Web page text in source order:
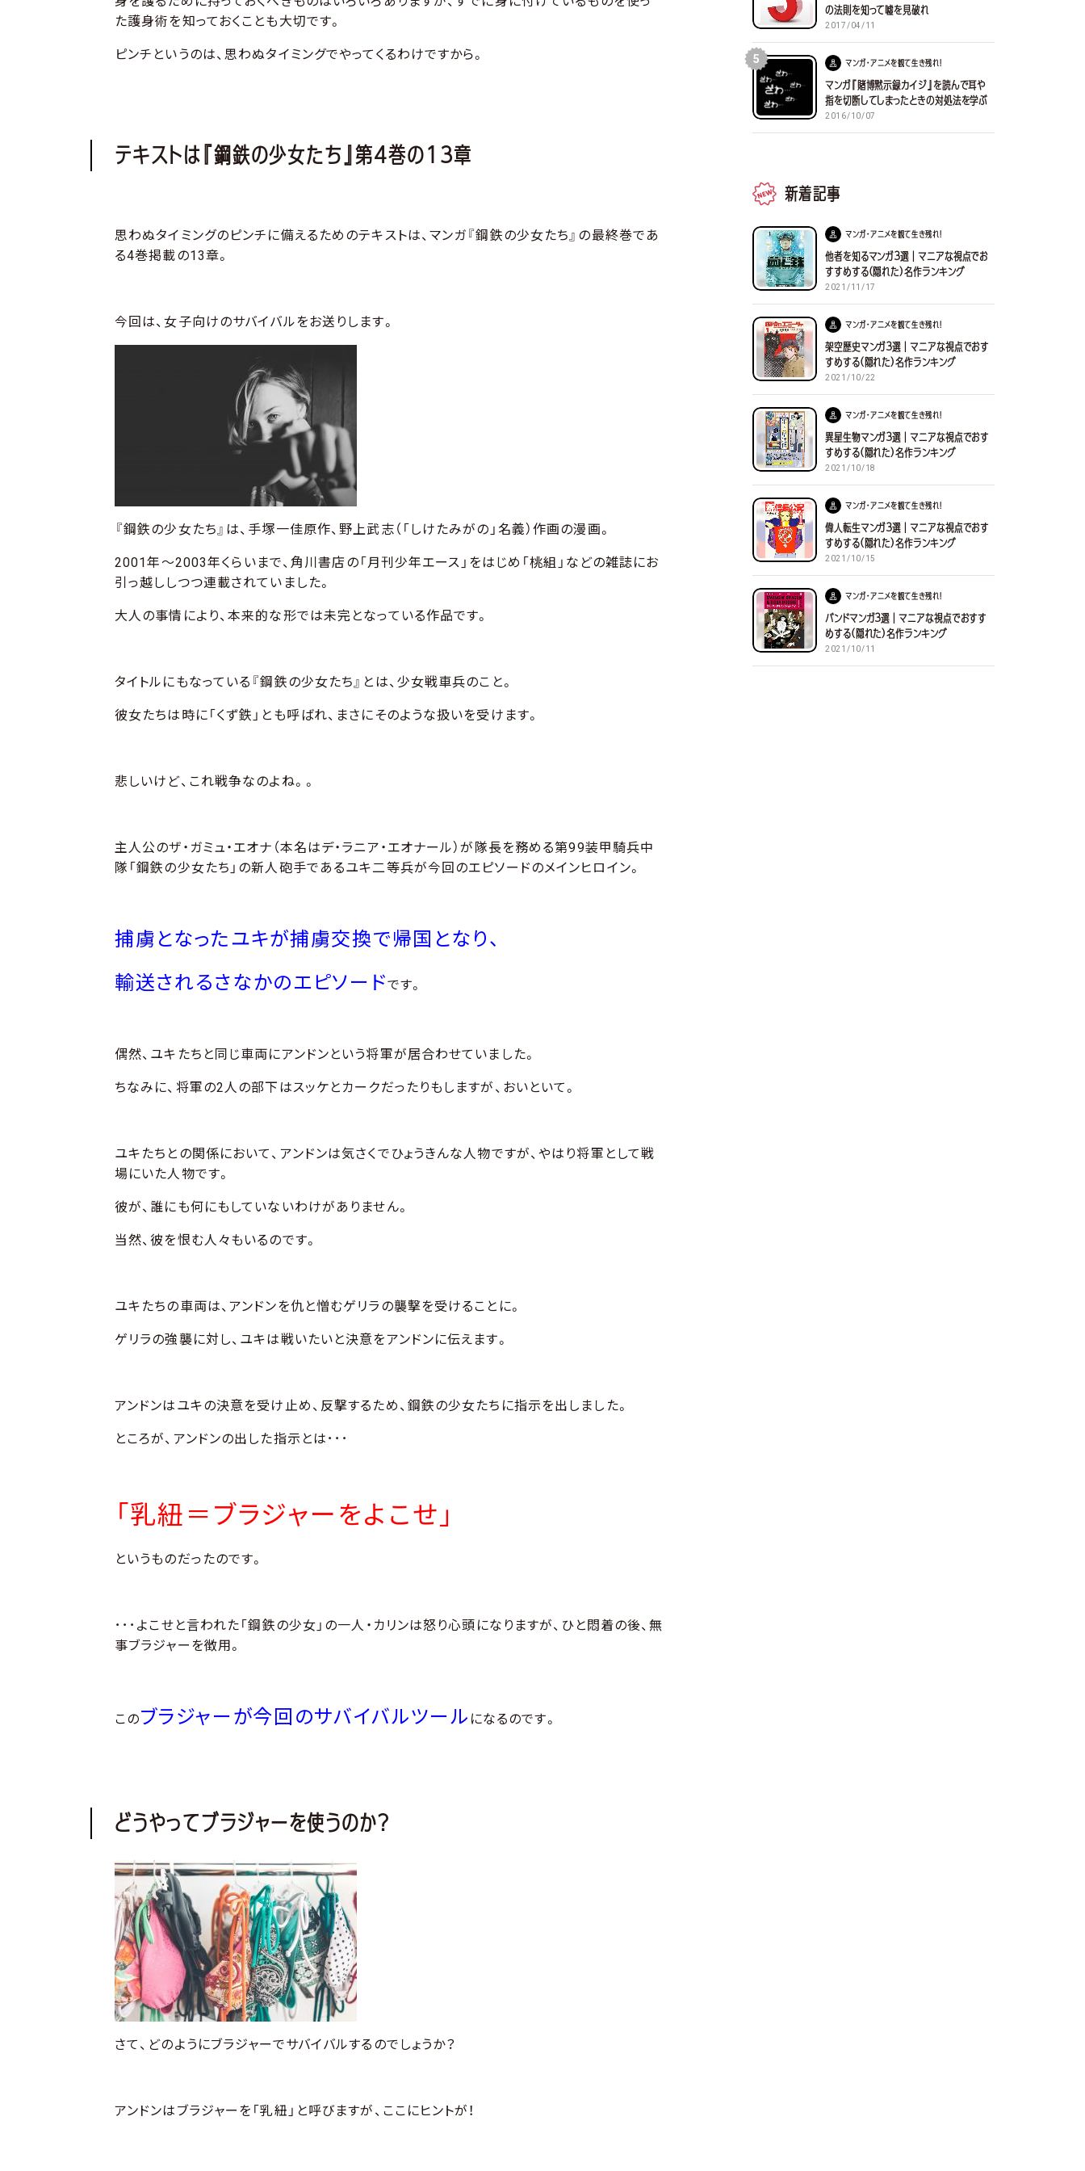
た護身術を知っておくことも大切です。
ピンチというのは、思わぬタイミングでやってくるわけですから。
テキストは『鋼鉄の少女たち』第4巻の13章
思わぬタイミングのピンチに備えるためのテキストは、マンガ『鋼鉄の少女たち』の最終巻であ
る4巻掲載の13章。
今回は、女子向けのサバイバルをお送りします。
『鋼鉄の少女たち』は、手塚一佳原作、野上武志（「しけたみがの」名義）作画の漫画。
2001年～2003年くらいまで、角川書店の「月刊少年エース」をはじめ「桃組」などの雑誌にお
引っ越ししつつ連載されていました。
大人の事情により、本来的な形では未完となっている作品です。
タイトルにもなっている『鋼鉄の少女たち』とは、少女戦車兵のこと。
彼女たちは時に「くず鉄」とも呼ばれ、まさにそのような扱いを受けます。
悲しいけど、これ戦争なのよね。。
主人公のザ・ガミュ・エオナ（本名はデ・ラニア・エオナール）が隊長を務める第99装甲騎兵中
隊「鋼鉄の少女たち」の新人砲手であるユキ二等兵が今回のエピソードのメインヒロイン。
捕虜となったユキが捕虜交換で帰国となり、
輸送されるさなかのエピソードです。
偶然、ユキたちと同じ車両にアンドンという将軍が居合わせていました。
ちなみに、将軍の2人の部下はスッケとカークだったりもしますが、おいといて。
ユキたちとの関係において、アンドンは気さくでひょうきんな人物ですが、やはり将軍として戦
場にいた人物です。
彼が、誰にも何にもしていないわけがありません。
当然、彼を恨む人々もいるのです。
ユキたちの車両は、アンドンを仇と憎むゲリラの襲撃を受けることに。
ゲリラの強襲に対し、ユキは戦いたいと決意をアンドンに伝えます。
アンドンはユキの決意を受け止め、反撃するため、鋼鉄の少女たちに指示を出しました。
ところが、アンドンの出した指示とは･･･
「乳紐＝ブラジャーをよこせ」
というものだったのです。
･･･よこせと言われた「鋼鉄の少女」の一人・カリンは怒り心頭になりますが、ひと悶着の後、無
事ブラジャーを徴用。
このブラジャーが今回のサバイバルツール になるのです。
どうやってブラジャーを使うのか？
さて、どのようにブラジャーでサバイバルするのでしょうか？
アンドンはブラジャーを「乳紐」と呼びますが、ここにヒントが！
の法則を知って嘘を見破れ
2017/04/11
5 マンガ・アニメを観て生き残れ！
マンガ『賭博黙示録カイジ』を読んで耳や
指を切断してしまったときの対処法を学ぶ
2016/10/07
新着記事
マンガ・アニメを観て生き残れ！
他者を知るマンガ３選｜マニアな視点でお
すすめする(隠れた)名作ランキング
2021/11/17
マンガ・アニメを観て生き残れ！
架空歴史マンガ３選｜マニアな視点でおす
すめする(隠れた)名作ランキング
2021/10/22
マンガ・アニメを観て生き残れ！
異星生物マンガ３選｜マニアな視点でおす
すめする(隠れた)名作ランキング
2021/10/18
マンガ・アニメを観て生き残れ！
偉人転生マンガ３選｜マニアな視点でおす
すめする(隠れた)名作ランキング
2021/10/15
マンガ・アニメを観て生き残れ！
バンドマンガ３選｜マニアな視点でおすす
めする(隠れた)名作ランキング
2021/10/11